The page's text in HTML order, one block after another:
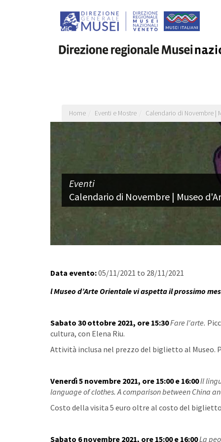
Home Eventi e Mostre Calendario di Novembre |
Eventi
Calendario di Novembre | Museo
Data evento:05/11/2021 to 28/11/2021
l Museo d’Arte Orientale vi aspetta il prossimo
Sabato 30 ottobre 2021, ore 15:30Fare l'arte.
cultura, con Elena Riu.
Attività inclusa nel prezzo del biglietto al Museo​.
Venerdì 5 novembre 2021, ore 15:00 e 16:00Il
language of clothes. A comparison between China
Costo della visita 5 euro oltre al costo del
Sabato 6 novembre 2021, ore 15:00 e 16:00La